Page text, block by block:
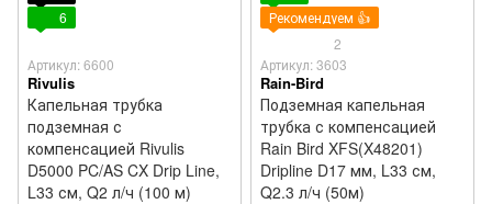
6
Артикул: 6600
Rivulis
Капельная трубка
подземная с
компенсацией Rivulis
D5000 PC/AS CX Drip Line,
L33 см, Q2 л/ч (100 м)
Рекомендуем 👍
2
Артикул: 3603
Rain-Bird
Подземная капельная
трубка с компенсацией
Rain Bird XFS(X48201)
Dripline D17 мм, L33 см,
Q2.3 л/ч (50м)